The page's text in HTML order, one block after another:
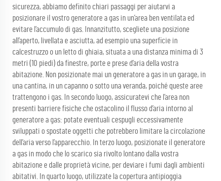
sicurezza, abbiamo definito chiari passaggi per aiutarvi a
posizionare il vostro generatore a gas in un’area ben ventilata ed
evitare l’accumulo di gas. Innanzitutto, scegliete una posizione
all’aperto, livellata e asciutta, ad esempio una superficie in
calcestruzzo o un letto di ghiaia, situata a una distanza minima di 3
metri (10 piedi) da finestre, porte e prese d’aria della vostra
abitazione. Non posizionate mai un generatore a gas in un garage, in
una cantina, in un capanno o sotto una veranda, poiché queste aree
trattengono i gas. In secondo luogo, assicuratevi che l’area non
presenti barriere fisiche che ostacolino il flusso d’aria intorno al
generatore a gas: potate eventuali cespugli eccessivamente
sviluppati o spostate oggetti che potrebbero limitare la circolazione
dell’aria verso l’apparecchio. In terzo luogo, posizionate il generatore
a gas in modo che lo scarico sia rivolto lontano dalla vostra
abitazione e dalle proprietà vicine, per deviare i fumi dagli ambienti
abitativi. In quarto luogo, utilizzate la copertura antipioggia